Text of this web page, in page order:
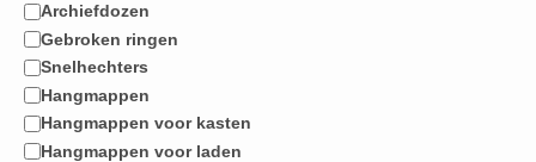
Archiefdozen
Gebroken ringen
Snelhechters
Hangmappen
Hangmappen voor kasten
Hangmappen voor laden